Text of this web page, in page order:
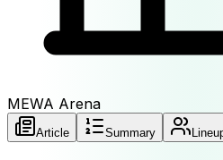
MEWA Arena
Article Summary